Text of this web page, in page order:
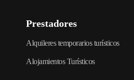
Prestadores
Alquileres temporarios turísticos
Alojamientos Turísticos